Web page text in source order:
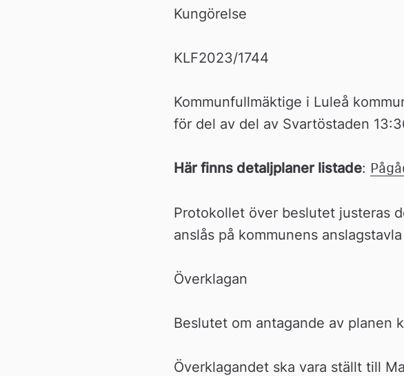
Kungörelse
KLF2023/1744
Kommunfullmäktige i Luleå
för del av del av Svartöstaden
Här finns detaljplaner listade:
Protokollet över beslutet justeras
anslås på kommunens
Överklagan
Beslutet om antagande av planen
Överklagandet ska vara ställt till